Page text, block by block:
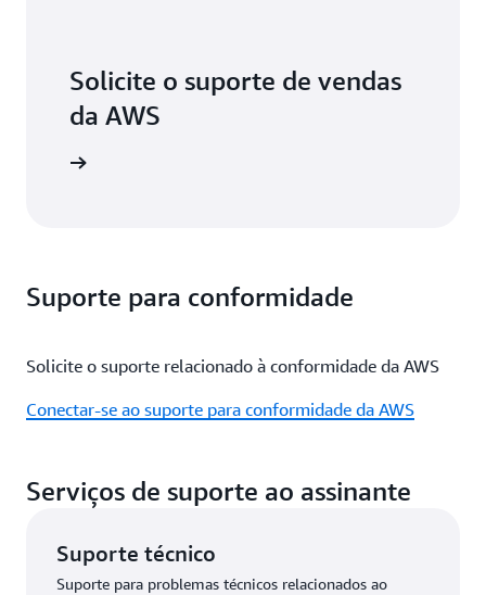
Solicite o suporte de vendas
da AWS
Suporte para conformidade
Solicite o suporte relacionado à conformidade da AWS
Conectar-se ao suporte para conformidade da AWS
Serviços de suporte ao assinante
Suporte técnico
Suporte para problemas técnicos relacionados ao